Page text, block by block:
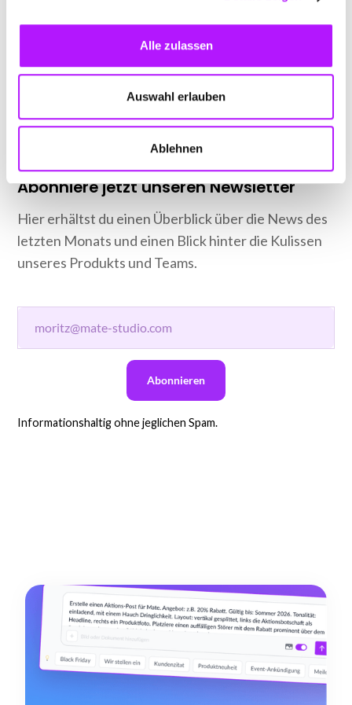
Alle zulassen
Auswahl erlauben
Ablehnen
Abonniere jetzt unseren Newsletter
Hier erhältst du einen Überblick über die News des
letzten Monats und einen Blick hinter die Kulissen
unseres Produkts und Teams.
Informationshaltig ohne jeglichen Spam.